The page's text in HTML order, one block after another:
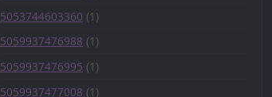
5053744603360 (1)
5059937476988 (1)
5059937476995 (1)
5059937477008 (1)